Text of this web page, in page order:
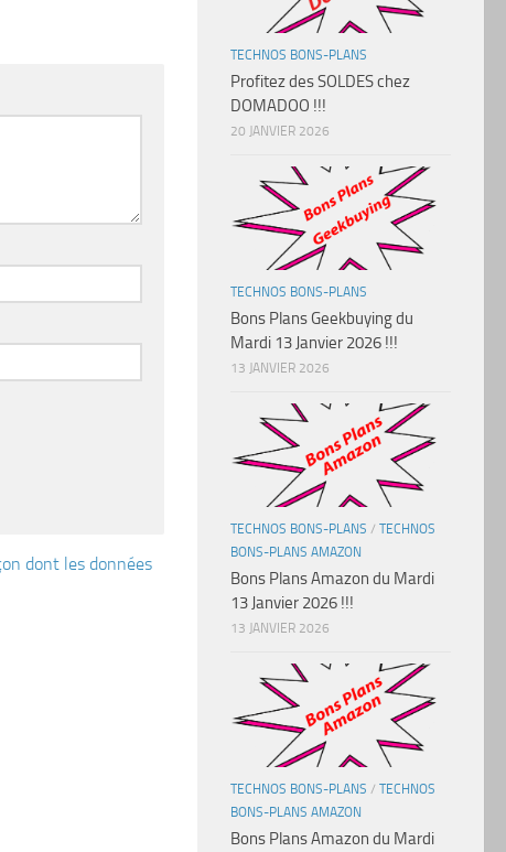
dont les données
TECHNOS BONS-PLANS
Profitez des SOLDES chez
DOMADOO !!!
20 JANVIER 2026
TECHNOS BONS-PLANS
Bons Plans Geekbuying du
Mardi 13 Janvier 2026 !!!
13 JANVIER 2026
TECHNOS BONS-PLANS / TECHNOS
BONS-PLANS AMAZON
Bons Plans Amazon du Mardi
13 Janvier 2026 !!!
13 JANVIER 2026
TECHNOS BONS-PLANS / TECHNOS
BONS-PLANS AMAZON
Bons Plans Amazon du Mardi